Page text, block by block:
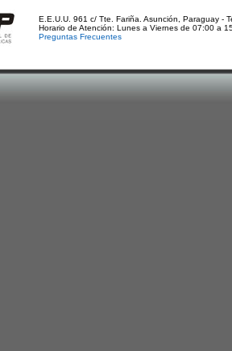
E.E.U.U. 961 c/ Tte. Fariña. Asunción, Paraguay -
Horario de Atención: Lunes a Viernes de 07:00 a
Preguntas Frecuentes